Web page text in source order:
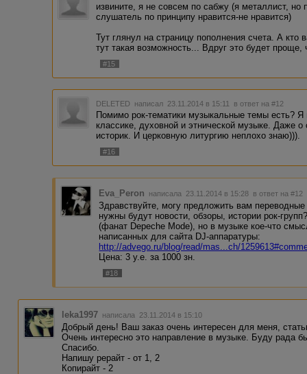
извините, я не совсем по сабжу (я металлист, но
слушатель по принципу нравится-не нравится)
Тут глянул на страницу пополнения счета. А
тут такая возможность... Вдруг это будет
#15
DELETED написал 23.11.2014 в 15:11 в ответ на #12
Помимо рок-тематики музыкальные темы есть? Я
классике, духовной и этнической музыке. Даже
историк. И церковную литургию неплохо знаю))).
#16
Eva_Peron написала 23.11.2014 в 15:28 в ответ на #12
Здравствуйте, могу предложить вам
нужны будут новости, обзоры, истории рок-
(фанат Depeche Mode), но в музыке кое-что
написанных для сайта DJ-аппаратуры:
http://advego.ru/blog/read/mas...ch/
Цена: 3 у.е. за 1000 зн.
#18
leka1997 написала 23.11.2014 в 15:10
Добрый день! Ваш заказ очень интересен для меня,
Очень интересно это направление в музыке. Буду рада
Спасибо.
Напишу рерайт - от 1, 2
Копирайт - 2